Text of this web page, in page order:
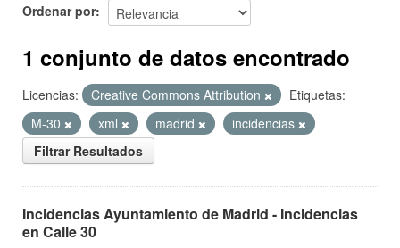
Ordenar por
1 conjunto de datos encontrado
Licencias: Creative Commons Attribution
Etiquetas:
M-30
xml madrid
incidencias
Filtrar Resultados
Incidencias Ayuntamiento de Madrid - Incidencias
en Calle 30